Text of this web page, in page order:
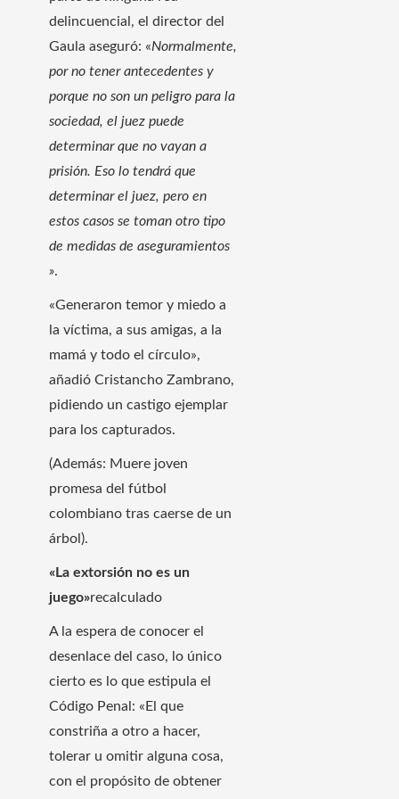
delincuencial, el director del
Gaula aseguró: «Normalmente,
por no tener antecedentes y
porque no son un peligro para la
sociedad, el juez puede
determinar que no vayan a
prisión. Eso lo tendrá que
determinar el juez, pero en
estos casos se toman otro tipo
de medidas de aseguramientos
».
«Generaron temor y miedo a
la víctima, a sus amigas, a la
mamá y todo el círculo»,
añadió Cristancho Zambrano,
pidiendo un castigo ejemplar
para los capturados.
(Además: Muere joven
promesa del fútbol
colombiano tras caerse de un
árbol).
«La extorsión no es un
juego»recalculado
A la espera de conocer el
desenlace del caso, lo único
cierto es lo que estipula el
Código Penal: «El que
constriña a otro a hacer,
tolerar u omitir alguna cosa,
con el propósito de obtener